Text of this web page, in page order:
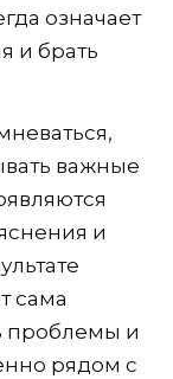
означает
и брать
важные
и
сама
проблемы и
рядом с